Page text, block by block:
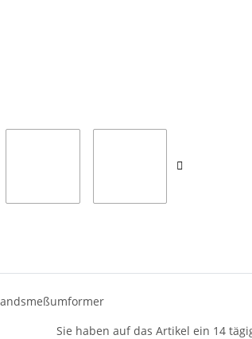
Sie haben auf das Artikel ein 14